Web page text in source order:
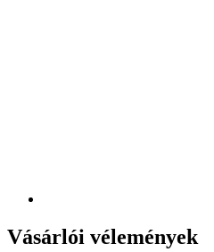
Vásárlói vélemények